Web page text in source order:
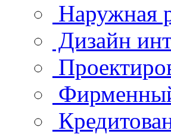
Наружная
Дизайн